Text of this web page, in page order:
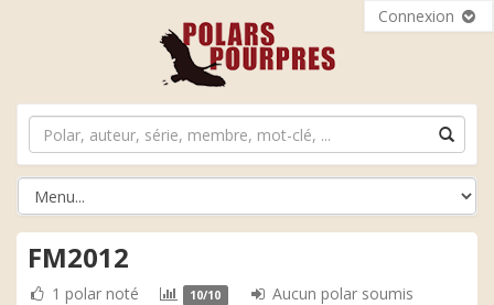
Connexion
FM2012
1 polar noté 10/10 Aucun polar soumis